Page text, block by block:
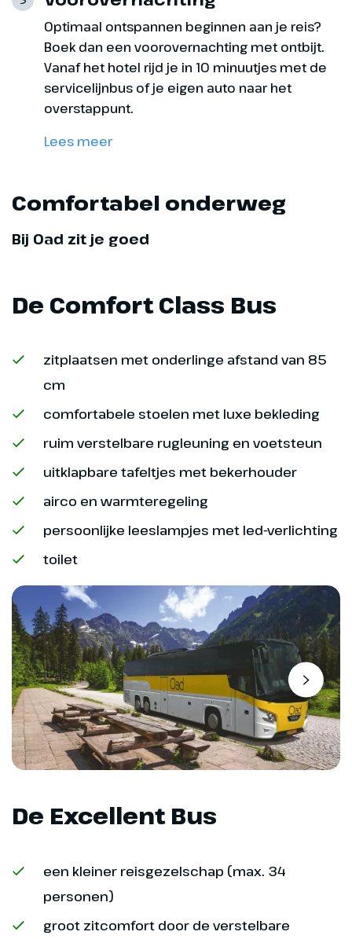
Dag 9
Vrije dag, boottocht Opatija
doen. Maak bijvoorbeeld een
Opatija. In de middag kun je mee
(optioneel, ca. € 20,- p.p. bij
Optioneel
Boottocht Opatija (€ 20,-
Dag 10
Pula & Brijuni Eilanden
210 km
In de ochtend bezoeken we Pula
(€). Na het bezoek rijden we naar
Fažana, vanwaar we naar de
zijn de Brijuni eilanden,
bestaande uit veertien grote en
kleine eilanden, een Nationaal
Park. Na aankomst stappen we in
Optimaal ontspannen beginnen aan je reis?
Boek dan een voorovernachting met ontbijt.
Vanaf het hotel rijd je in 10 minuutjes met de
servicelijnbus of je eigen auto naar het
overstappunt.
Lees meer
Comfortabel onderweg
Bij Oad zit je goed
De Comfort Class Bus
zitplaatsen met onderlinge afstand van 85
cm
comfortabele stoelen met luxe bekleding
ruim verstelbare rugleuning en voetsteun
uitklapbare tafeltjes met bekerhouder
airco en warmteregeling
persoonlijke leeslampjes met led-verlichting
toilet
De Excellent Bus
een kleiner reisgezelschap (max. 34
personen)
groot zitcomfort door de verstelbare